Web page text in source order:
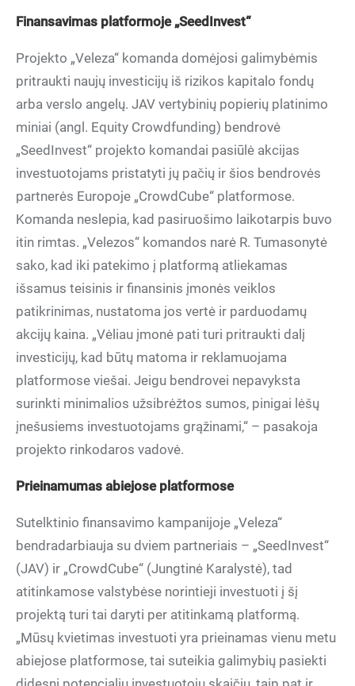
Finansavimas platformoje „SeedInvest“
Projekto „Veleza“ komanda domėjosi galimybėmis
pritraukti naujų investicijų iš rizikos kapitalo fondų
arba verslo angelų. JAV vertybinių popierių platinimo
miniai (angl. Equity Crowdfunding) bendrovė
„SeedInvest“ projekto komandai pasiūlė akcijas
investuotojams pristatyti jų pačių ir šios bendrovės
partnerės Europoje „CrowdCube“ platformose.
Komanda neslepia, kad pasiruošimo laikotarpis buvo
itin rimtas. „Velezos“ komandos narė R. Tumasonytė
sako, kad iki patekimo į platformą atliekamas
išsamus teisinis ir finansinis įmonės veiklos
patikrinimas, nustatoma jos vertė ir parduodamų
akcijų kaina. „Vėliau įmonė pati turi pritraukti dalį
investicijų, kad būtų matoma ir reklamuojama
platformose viešai. Jeigu bendrovei nepavyksta
surinkti minimalios užsibrėžtos sumos, pinigai lėšų
įnešusiems investuotojams grąžinami,“ – pasakoja
projekto rinkodaros vadovė.
Prieinamumas abiejose platformose
Sutelktinio finansavimo kampanijoje „Veleza“
bendradarbiauja su dviem partneriais – „SeedInvest“
(JAV) ir „CrowdCube“ (Jungtinė Karalystė), tad
atitinkamose valstybėse norintieji investuoti į šį
projektą turi tai daryti per atitinkamą platformą.
„Mūsų kvietimas investuoti yra prieinamas vienu metu
abiejose platformose, tai suteikia galimybių pasiekti